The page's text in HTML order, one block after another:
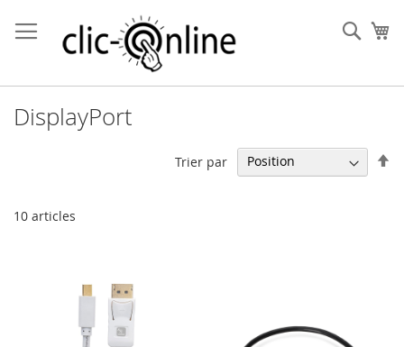
au
contenu
DisplayPort
10 articles
Trier par